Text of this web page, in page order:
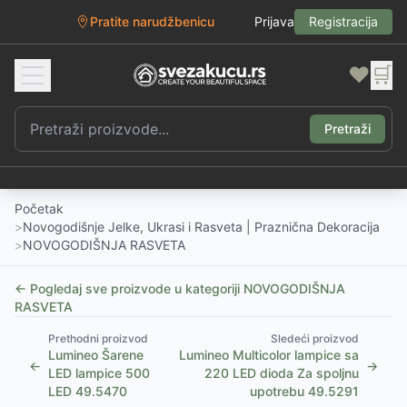
Pratite narudžbenicu Prijava Registracija
❤️ 🛒
Pretraži
Početak
>Novogodišnje Jelke, Ukrasi i Rasveta | Praznična Dekoracija
>NOVOGODIŠNJA RASVETA
← Pogledaj sve proizvode u kategoriji NOVOGODIŠNJA
RASVETA
←
Prethodni proizvod
Lumineo Šarene
LED lampice 500
LED 49.5470
Sledeći proizvod
Lumineo Multicolor lampice sa
220 LED dioda Za spoljnu
upotrebu 49.5291
→